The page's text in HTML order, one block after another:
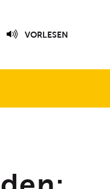
UND SUCHFELD
VORLESEFUNKTION
VORLESEN